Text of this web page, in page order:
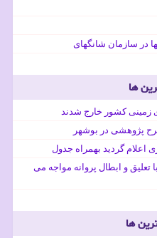
در سازمان شانگهای
ها
پژوهشی در بوشهر
اعلام گردید بهمراه جدول
و ابطال پروانه مواجه می
ها